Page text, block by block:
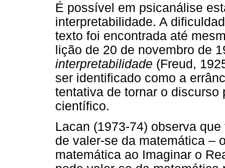
É possível em psicanálise
interpretabilidade. A
texto foi encontrada até
lição de 20 de novembro de
interpretabilidade (Freud,
ser identificado como a
tentativa de tornar o
científico.
Lacan (1973-74) observa
de valer-se da matemática –
matemática ao Imaginar o